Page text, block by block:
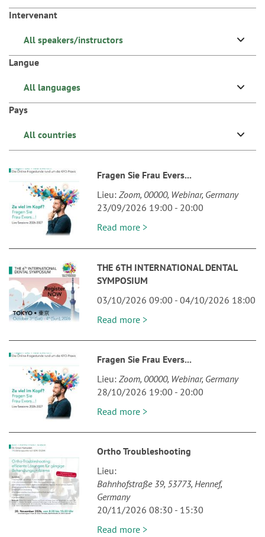
Intervenant
All speakers/instructors
Langue
All languages
Pays
All countries
Fragen Sie Frau Evers...
Lieu Zoom 00000 Webinar Germany
23/09/2026 19:00 - 20:00
Read more >
THE 6TH INTERNATIONAL DENTAL
SYMPOSIUM
03/10/2026 09:00 -04/10/2026 18:00
Read more >
Fragen Sie Frau Evers...
Lieu Zoom 00000 Webinar Germany
28/10/2026 19:00 - 20:00
Read more >
Ortho Troubleshooting
Lieu
Bahnhofstraße 39 53773 Hennef
Germany
20/11/2026 08:30 - 15:30
Read more >